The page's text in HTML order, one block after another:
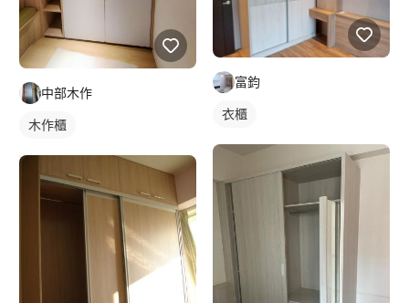
中部木作
木作櫃
富鈞
衣櫃